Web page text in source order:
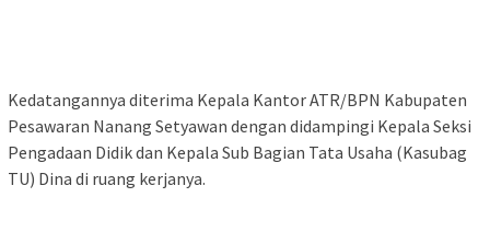
Kedatangannya diterima Kepala Kantor ATR/BPN Kabupaten
Pesawaran Nanang Setyawan dengan didampingi Kepala Seksi
Pengadaan Didik dan Kepala Sub Bagian Tata Usaha (Kasubag
TU) Dina di ruang kerjanya.